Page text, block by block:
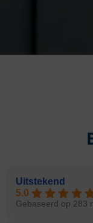
Uitstekend
5.0
Gebaseerd op 283